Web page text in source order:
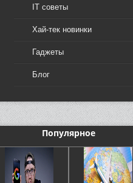
IT советы
Хай-тек новинки
Гаджеты
Блог
Популярное